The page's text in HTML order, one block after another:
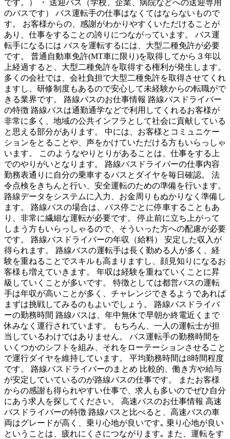
です。） ・ 送迎バス（学校、企業、病院などへの送迎専用
のバスです） バス運転手の仕事はなくてはならないもので
す。 お客様からの、感謝がわかりやすくいただけることが
あり、仕事をすることの誇りにつながっています。 バス運
転手になるには バスを運転するには、大型二種免許が必要
です。 普通自動車免許(MT車に限り)を取得してから３年以
上経過すると、大型二種免許を取得する権利が発生します。
多くの会社では、会社負担で大型二種免許を取得させてくれ
ますし、研修制度もあるので安心して未経験からの転職がで
きる業界です。 路線バスのお仕事情報 路線バスドライバー
の特徴 路線バスは通勤通学などで利用してくれるお客様が
非常に多く、地域の公共インフラとして社会に貢献している
と思える部分があります。 中には、お客様とコミュニケー
ションをとることや、声をかけていただける方もいらっしゃ
います。 このようなやりとりがあることは、仕事をする上
でのやりがいとなります。 路線バスドライバーの仕事内容
勤務表通りに自分の乗車するバスとダイヤを毎日確認。 法
令点検をきちんと行い、安全運転のための準備を行います。
路線データをシステムに入力、お金周りもぬかりなく準備し
ます。 路線バスの場合は、バス停ごとに停車することもあ
り、非常に繊細な運転が必要です。 停止前に立ち上がって
しまう方もいらっしゃるので、そういった方への配慮が必要
です。 路線バスドライバーの年収（給料） 安定した収入が
得られます。 路線バスの運転手は長く勤める人が多く、経
験を重ねることでスキルも高まりますし、顔見知りになるお
客様も増えていきます。 年収は経験を重ねていくことに昇
級していくことが多いです。 特徴としては都営バスの運転
手は年収が高いことが多く、チャレンジできるようであれば
まずは挑戦してみるのもよいでしょう。 路線バスドライバ
ーの勤務時間 路線バスは、年中無休で早朝か終電近くまで
休みなく運行されています。 もちろん、一人の運転士が担
当しているわけではありません。 バス運転手の勤務時間を
いくつかのシフトを組み、それをローテーションさせること
で運行ダイヤを維持しています。 平均勤務時間は8時間程度
です。 路線バスドライバーのまとめ 比較的、働き方や給与
が安定していているのが路線バスの仕事です。 またお客様
からの感謝も得られやすい仕事で、求人も多いのでぜひ自分
にあう求人を探してください。 高速バスのお仕事情報 高速
バスドライバーの特徴 路線バスと比べると、高速バスの車
両はグレードが高く、乗り心地が良いです｡ 乗り心地が良い
ということは、疲れにくさにつながります｡ また、運転をす